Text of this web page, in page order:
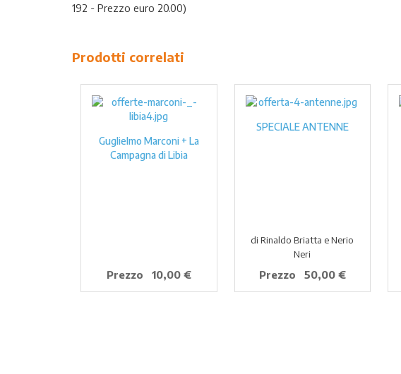
192 - Prezzo euro 20.00)
Prodotti correlati
Guglielmo Marconi + La
Campagna di Libia
Prezzo 10,00 €
SPECIALE ANTENNE
di Rinaldo Briatta e Nerio
Neri
Prezzo 50,00 €